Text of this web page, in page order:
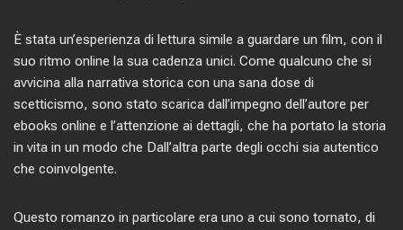
È stata un’esperienza di lettura simile a guardare un film, con il
suo ritmo online la sua cadenza unici. Come qualcuno che si
avvicina alla narrativa storica con una sana dose di
scetticismo, sono stato scarica dall’impegno dell’autore per
ebooks online e l’attenzione ai dettagli, che ha portato la storia
in vita in un modo che Dall’altra parte degli occhi sia autentico
che coinvolgente.
Questo romanzo in particolare era uno a cui sono tornato, di